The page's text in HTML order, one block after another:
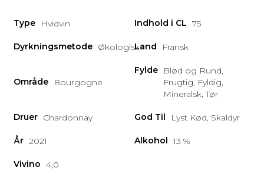
Type Hvidvin Indhold i CL 75
Dyrkningsmetode ØkologiskLand Fransk
Område Bourgogne
Fylde
Blød og Rund,
Frugtig, Fyldig,
Mineralsk, Tør
Druer Chardonnay God Til Lyst Kød, Skaldyr
År 2021 Alkohol 13 %
Vivino 4,0